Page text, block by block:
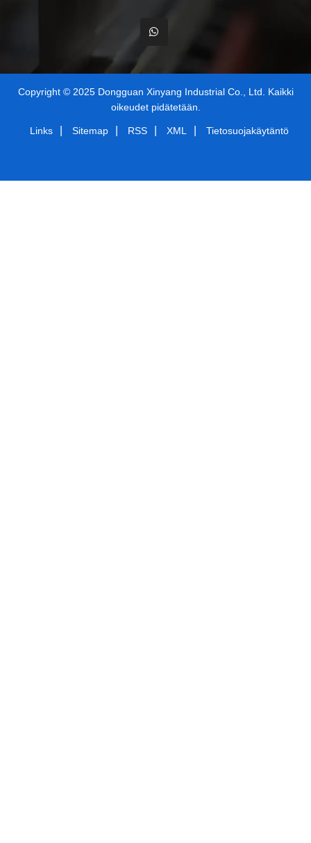
Copyright © 2025 Dongguan Xinyang Industrial Co., Ltd. Kaikki
oikeudet pidätetään.
Links Sitemap RSS XML Tietosuojakäytäntö